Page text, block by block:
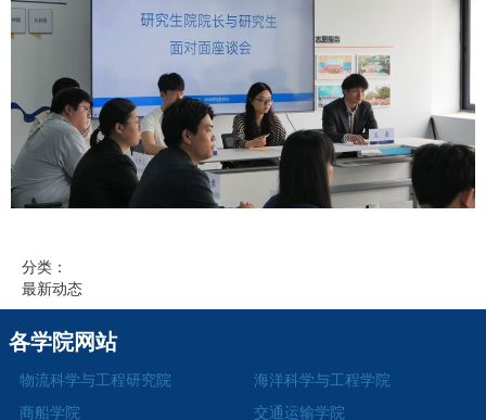
分类：
最新动态
各学院网站
物流科学与工程研究院
海洋科学与工程学院
商船学院
交通运输学院